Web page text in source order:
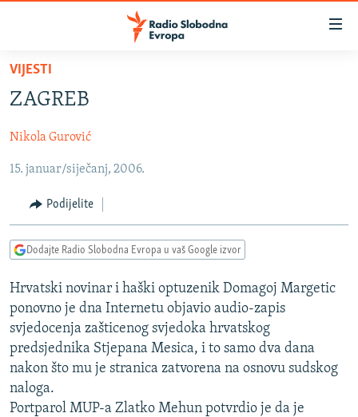
Pređite
glavni
Pređite
na
navigaciju
Pređite
na
pretragu
SRBIJA
KOSOVO
CRNA GORA
VIZUELNO
VIDEO
FOTOGALERIJE
INFOGRAFIKE
PODCASTI
RAT U UKRAJINI
KINA NA BALKANU
RSE PRIČE IZ SVIJETA
ISPRIČAJ MI
DNEVNO@RSE
VIJESTI
ZAGREB
Nikola Gurović
15. januar/siječanj, 2006.
Podijelite
Dodajte Radio Slobodna Evropa u vaš Google izvor
Hrvatski novinar i haški optuzenik Domagoj Margetic
ponovno je dna Internetu objavio audio-zapis
svjedocenja zašticenog svjedoka hrvatskog
predsjednika Stjepana Mesica, i to samo dva dana
nakon što mu je stranica zatvorena na osnovu sudskog
naloga.
Portparol MUP-a Zlatko Mehun potvrdio je da je